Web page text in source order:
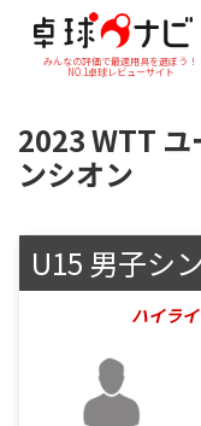
みんなの評価で最適用具を選ぼう！
NO.1卓球レビューサイト
2023 WTT ユ
ンシオン
U15 男子シ
ハイライ